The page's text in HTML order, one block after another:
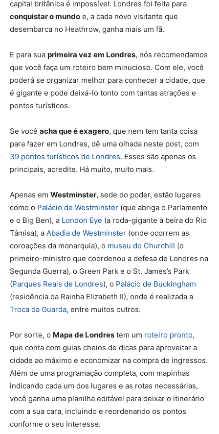
capital britânica é impossível. Londres foi feita para
conquistar o mundo e, a cada novo visitante que
desembarca no Heathrow, ganha mais um fã.
E para sua primeira vez em Londres, nós recomendamos
que você faça um roteiro bem minucioso. Com ele, você
poderá se organizar melhor para conhecer a cidade, que
é gigante e pode deixá-lo tonto com tantas atrações e
pontos turísticos.
Se você acha que é exagero, que nem tem tanta coisa
para fazer em Londres, dê uma olhada neste post, com
39 pontos turísticos de Londres. Esses são apenas os
principais, acredite. Há muito, muito mais.
Apenas em Westminster, sede do poder, estão lugares
como o Palácio de Westminster (que abriga o Parlamento
e o Big Ben), a London Eye (a roda-gigante à beira do Rio
Tâmisa), a Abadia de Westminster (onde ocorrem as
coroações da monarquia), o museu do Churchill (o
primeiro-ministro que coordenou a defesa de Londres na
Segunda Guerra), o Green Park e o St. James’s Park
(Parques Reais de Londres), o Palácio de Buckingham
(residência da Rainha Elizabeth II), onde é realizada a
Troca da Guarda, entre muitos outros.
Por sorte, o Mapa de Londres tem um roteiro pronto,
que conta com guias cheios de dicas para aproveitar a
cidade ao máximo e economizar na compra de ingressos.
Além de uma programação completa, com mapinhas
indicando cada um dos lugares e as rotas necessárias,
você ganha uma planilha editável para deixar o itinerário
com a sua cara, incluindo e reordenando os pontos
conforme o seu interesse.